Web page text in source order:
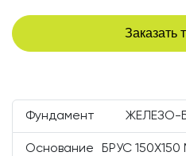
Заказать
Фундамент ЖЕЛЕЗО-
Основание
БРУС